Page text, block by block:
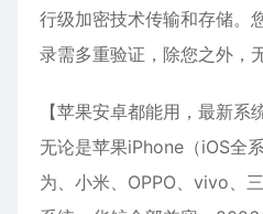
行级加密技术传输和存储。
录需多重验证，除您之外，
【苹果安卓都能用，最新系
无论是苹果iPhone （iOS全
为、小米、OPPO、vivo、